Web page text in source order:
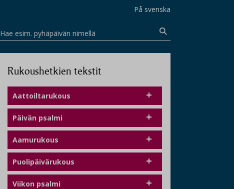
På svenska
Hae esim. pyhäpäivän nimellä
Rukoushetkien tekstit
Aattoiltarukous
Päivän psalmi
Aamurukous
Puolipäivärukous
Viikon psalmi